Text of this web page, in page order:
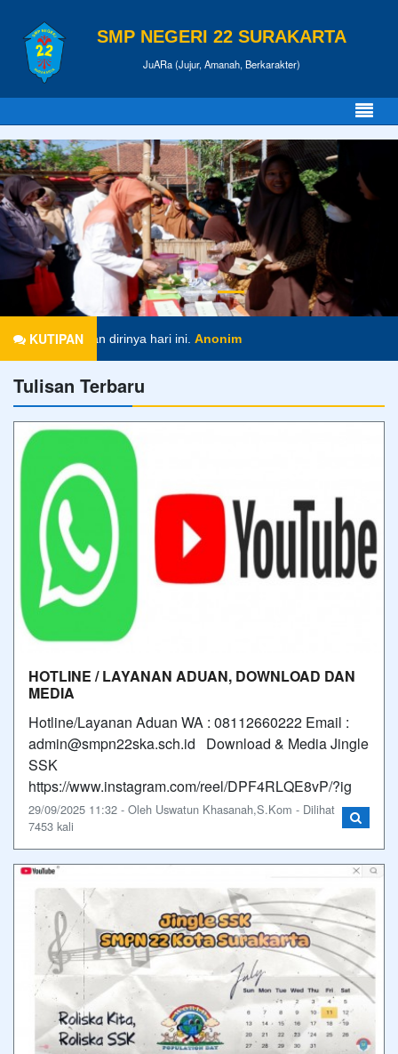
SMP NEGERI 22 SURAKARTA
JuARa (Jujur, Amanah, Berkarakter)
KUTIPANdirinya hari ini.Anonim
Tulisan Terbaru
HOTLINE / LAYANAN ADUAN, DOWNLOAD DAN
MEDIA
Hotline/Layanan Aduan WA : 08112660222 Email :
admin@smpn22ska.sch.id Download & Media Jingle
SSK
https://www.instagram.com/reel/DPF4RLQE8vP/?ig
29/09/2025 11:32 - Oleh Uswatun Khasanah,S.Kom - Dilihat
7453 kali